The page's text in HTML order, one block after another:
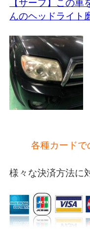
【サーフ】この
んのヘッドライト
各種カードで
様々な決済方法に